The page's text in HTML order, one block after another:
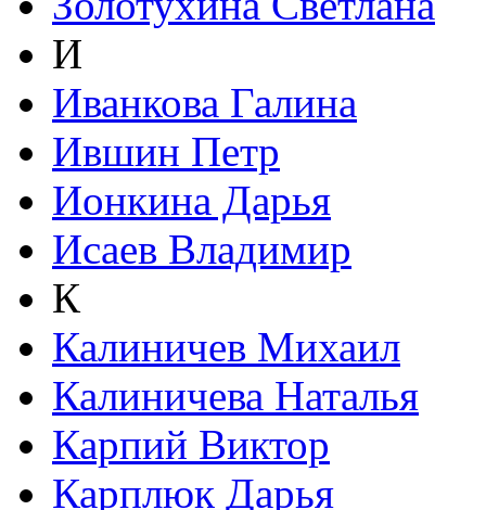
И
Иванкова Галина
Ившин Петр
Ионкина Дарья
Исаев Владимир
К
Калиничев Михаил
Калиничева Наталья
Карпий Виктор
Карплюк Дарья